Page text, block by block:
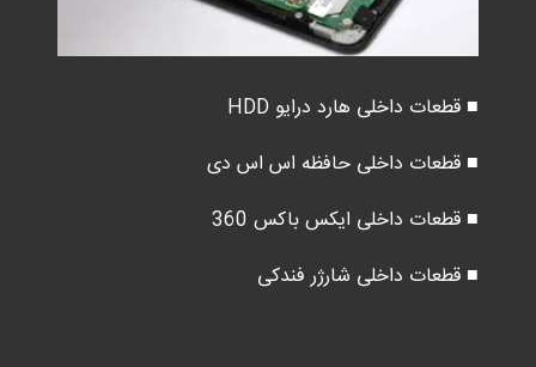
■ قطعات داخلی هارد درایو HDD
■ قطعات داخلی حافظه اس اس دی
■ قطعات داخلی ایکس باکس 360
■ قطعات داخلی شارژر فندکی